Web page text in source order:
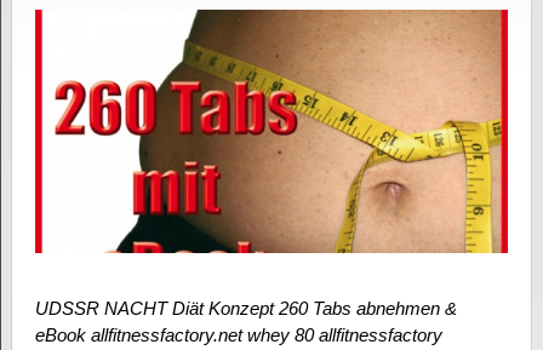
UDSSR NACHT Diät Konzept 260 Tabs abnehmen &
eBook allfitnessfactory.net whey 80 allfitnessfactory